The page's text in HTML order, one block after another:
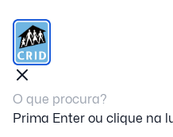
Prima Enter ou clique na